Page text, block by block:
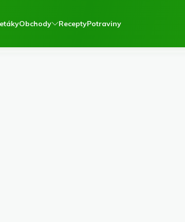
Obchody ReceptyPotraviny